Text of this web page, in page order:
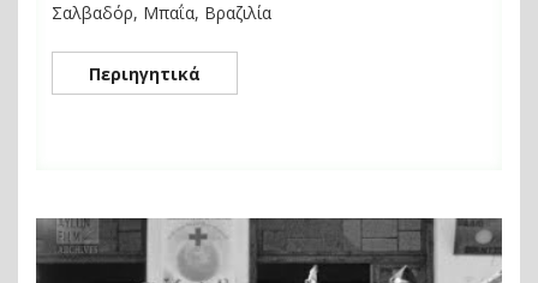
Σαλβαδόρ, Μπαΐα, Βραζιλία
Περιηγητικά